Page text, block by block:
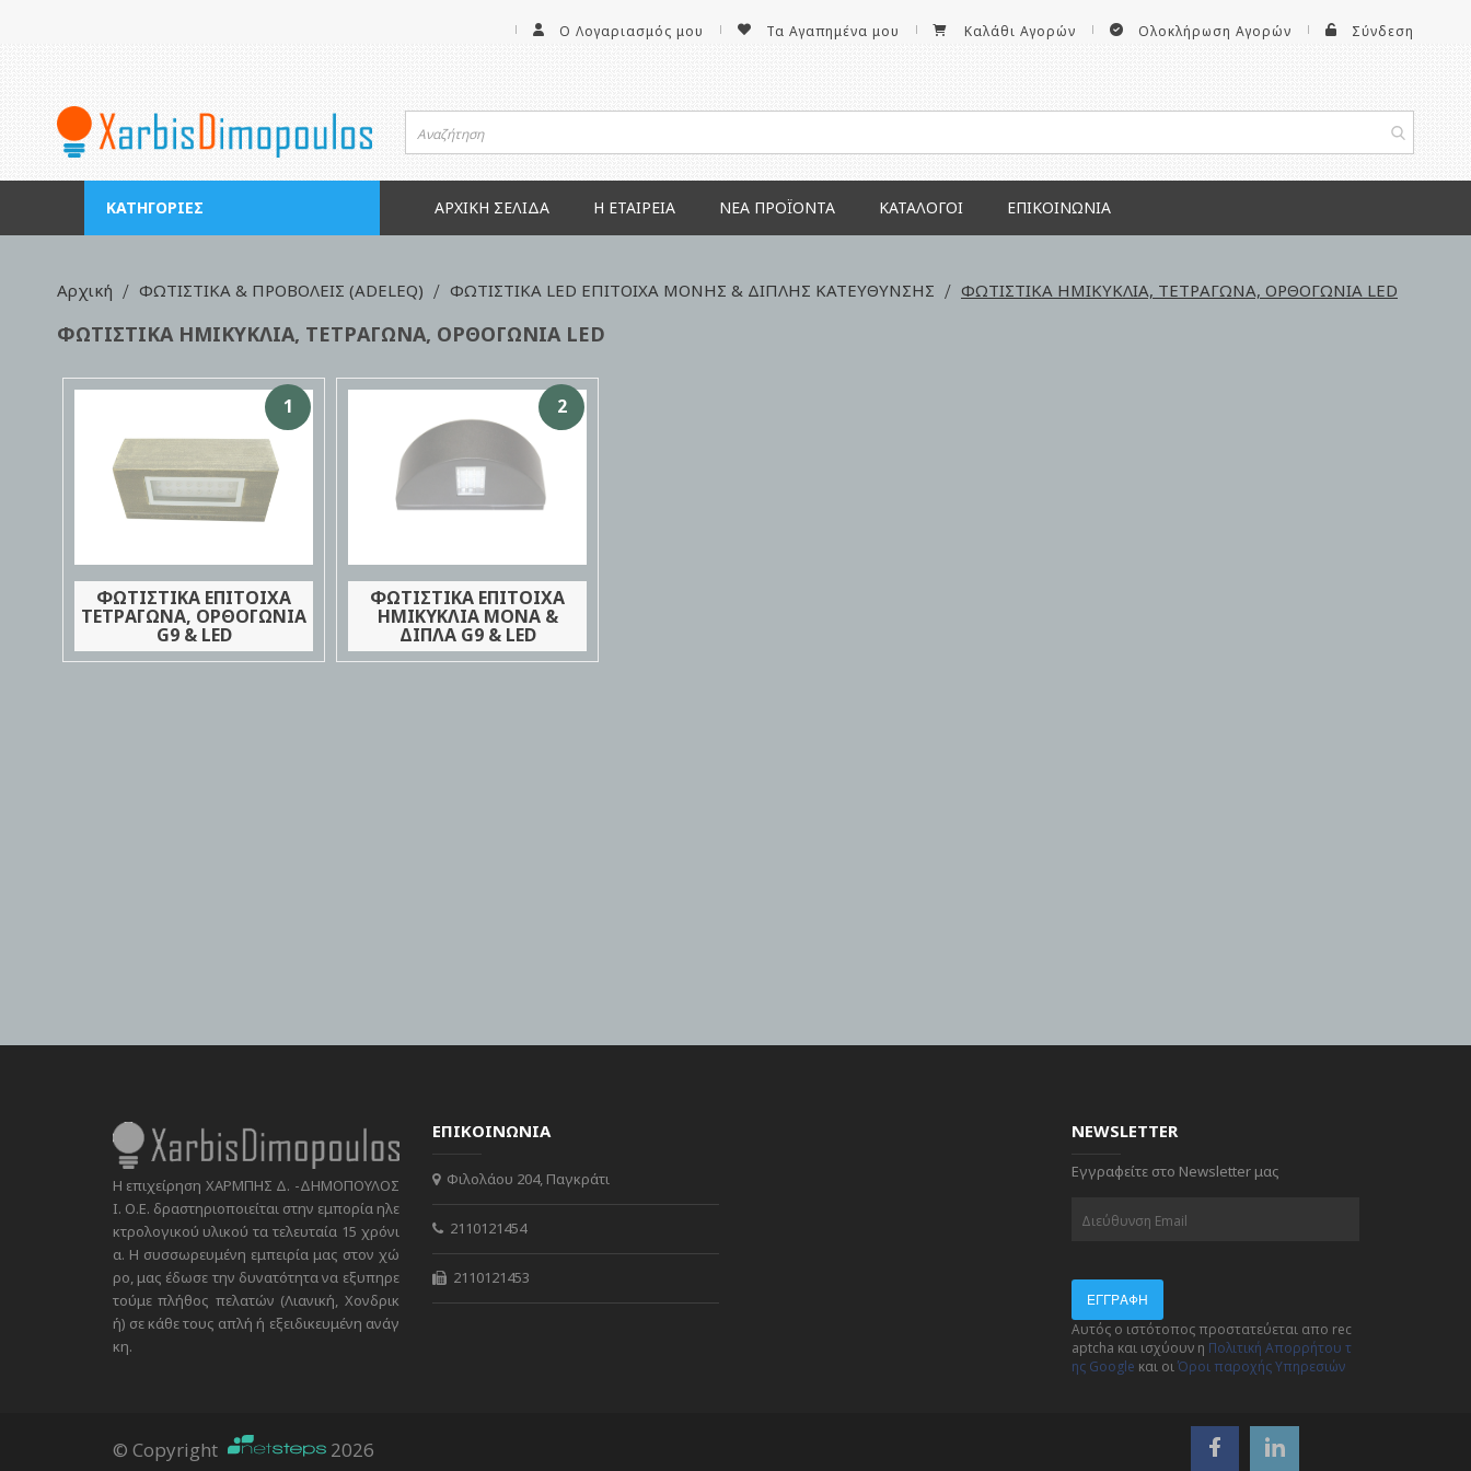
Ο Λογαριασμός μου Τα Αγαπημένα μου Καλάθι Αγορών Ολοκλήρωση Αγορών Σύνδεση
ΚΑΤΗΓΟΡΊΕΣ ΑΡΧΙΚΉ ΣΕΛΊΔΑ Η ΕΤΑΙΡΕΊΑ ΝΕΑ ΠΡΟΪΌΝΤΑ ΚΑΤΆΛΟΓΟΙ ΕΠΙΚΟΙΝΩΝΊΑ
Αρχική ΦΩΤΙΣΤΙΚΑ & ΠΡΟΒΟΛΕΙΣ (ADELEQ) ΦΩΤΙΣΤΙΚA LED ΕΠΙΤΟΙΧΑ ΜΟΝΗΣ & ΔΙΠΛΗΣ ΚΑΤΕΥΘΥΝΣΗΣ ΦΩΤΙΣΤΙΚΑ ΗΜΙΚΥΚΛΙΑ, ΤΕΤΡΑΓΩΝΑ, ΟΡΘΟΓΩΝΙΑ LED
ΦΩΤΙΣΤΙΚΑ ΗΜΙΚΥΚΛΙΑ, ΤΕΤΡΑΓΩΝΑ, ΟΡΘΟΓΩΝΙΑ LED
1
ΦΩΤΙΣΤΙΚΑ ΕΠΙΤΟΙΧΑ
ΤΕΤΡΑΓΩΝΑ, ΟΡΘΟΓΩΝΙΑ
G9 & LED
2
ΦΩΤΙΣΤΙΚΑ ΕΠΙΤΟΙΧΑ
ΗΜΙΚΥΚΛΙΑ ΜΟΝΑ &
ΔΙΠΛΑ G9 & LED
Η επιχείρηση ΧΑΡΜΠΗΣ Δ. -ΔΗΜΟΠΟΥΛΟΣ
Ι. Ο.Ε. δραστηριοποιείται στην εμπορία ηλε
κτρολογικού υλικού τα τελευταία 15 χρόνι
α. Η συσσωρευμένη εμπειρία μας στον χώ
ρο, μας έδωσε την δυνατότητα να εξυπηρε
τούμε πλήθος πελατών (Λιανική, Χονδρικ
ή) σε κάθε τους απλή ή εξειδικευμένη ανάγ
κη.
ΕΠΙΚΟΙΝΩΝΙΑ
Φιλολάου 204, Παγκράτι
2110121454
2110121453
NEWSLETTER
Εγγραφείτε στο Newsletter μας
ΕΓΓΡΑΦΉ
Αυτός ο ιστότοπος προστατεύεται απο rec
aptcha και ισχύουν η Πολιτική Απορρήτου τ
ης Google και οιΌροι παροχής Υπηρεσιών
© Copyright 2026